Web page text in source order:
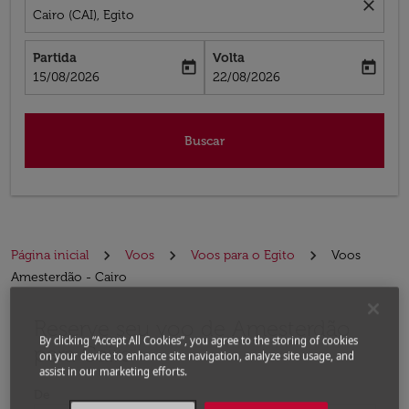
Cairo (CAI), Egito
close
Partida
fc-booking-departure-date-aria-label
15/08/2026
today
Volta
fc-booking-return-date-aria-label
22/08/2026
today
Buscar
Página inicial Voos Voos para o Egito
Voos
Amesterdão - Cairo
Reserve seu voo de Amesterdão
para Cairo
By clicking “Accept All Cookies”, you agree to the storing of cookies
on your device to enhance site navigation, analyze site usage, and
assist in our marketing efforts.